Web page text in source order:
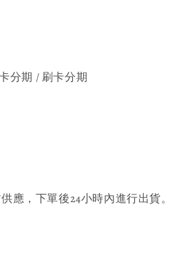
分期 / 刷卡分期
應，下單後24小時內進行出貨。